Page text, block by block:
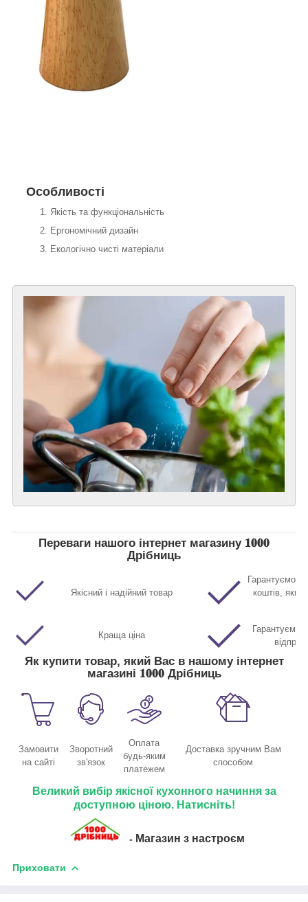
Особливості
Якість та функціональність
Ергономічний дизайн
Екологічно чисті матеріали
Переваги нашого інтернет магазину 𝟏𝟎𝟎𝟎
Дрібниць
Якісний і надійний товар
Гарантуємо
коштів,
Краща ціна
Гарантуємо
Як купити товар, який Вас в нашому інтернет
магазині 𝟏𝟎𝟎𝟎 Дрібниць
Замовити
на сайті
Зворотний
зв'язок
Оплата
будь-яким
платежем
Доставка зручним Вам
способом
Великий вибір якісної кухонного начиння за
доступною ціною. Натисніть!
- Магазин з настроєм
Приховати